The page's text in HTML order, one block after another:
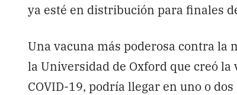
ya esté en distribución para finales
Una vacuna más poderosa contra la
la Universidad de Oxford que creó
COVID-19, podría llegar en uno o